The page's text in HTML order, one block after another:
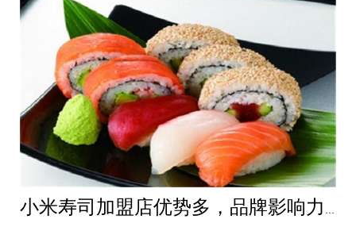
小米寿司加盟店优势多，品牌影响力高开店客源不用愁